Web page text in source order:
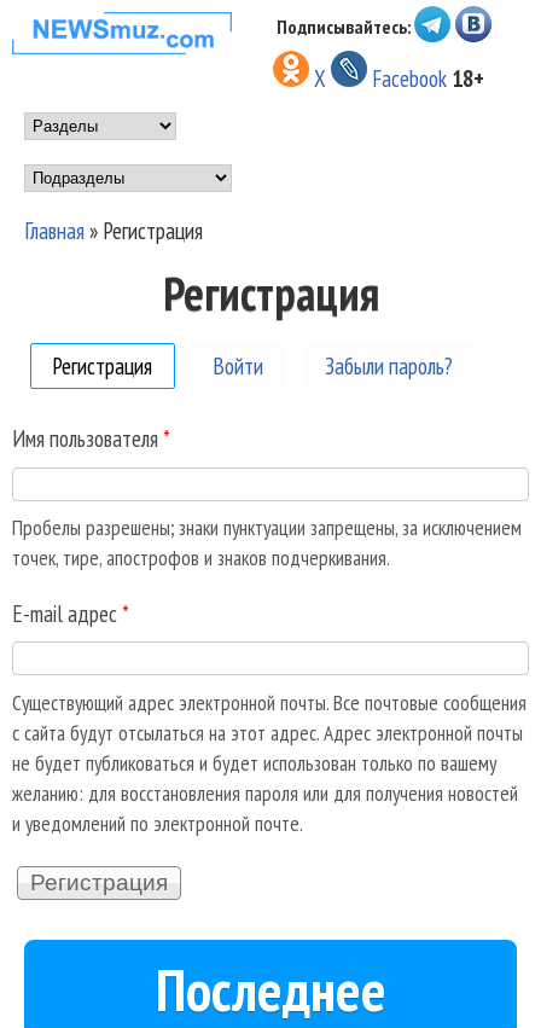
Перейти к основному
содержанию
НОВОСТИ
МУЗЫКИ И
ШОУ БИЗНЕСА
NEWSMUZ.COM
Подписывайтесь:
X Facebook 18+
Main menu
Подразделы
Главная» Регистрация
Регистрация
Регистрация (активная вкладка)
Войти Забыли пароль?
Имя пользователя *
Пробелы разрешены; знаки пунктуации запрещены, за исключением
точек, тире, апострофов и знаков подчеркивания.
E-mail адрес *
Существующий адрес электронной почты. Все почтовые сообщения
с сайта будут отсылаться на этот адрес. Адрес электронной почты
не будет публиковаться и будет использован только по вашему
желанию: для восстановления пароля или для получения новостей
и уведомлений по электронной почте.
Последнее